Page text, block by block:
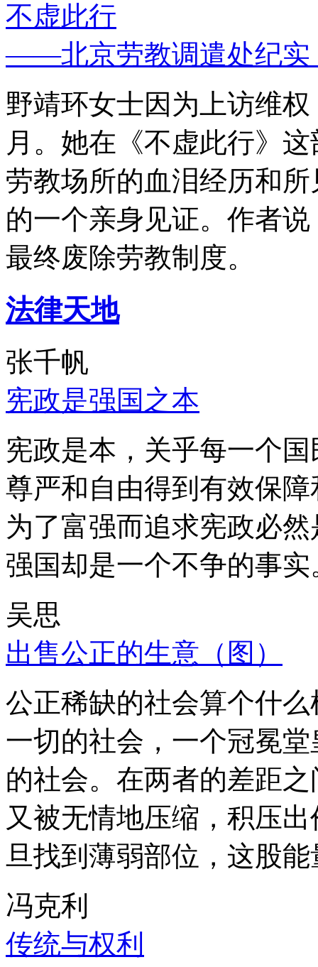
不虚此行
——北京劳教调遣处纪实
野靖环女士因为上访维
月。她在《不虚此行》
劳教场所的血泪经历和
的一个亲身见证。作者
最终废除劳教制度。
法律天地
张千帆
宪政是强国之本
宪政是本，关乎每一个
尊严和自由得到有效保
为了富强而追求宪政必
强国却是一个不争的事实
吴思
出售公正的生意（图）
公正稀缺的社会算个什
一切的社会，一个冠冕
的社会。在两者的差距
又被无情地压缩，积压
旦找到薄弱部位，这股
冯克利
传统与权利